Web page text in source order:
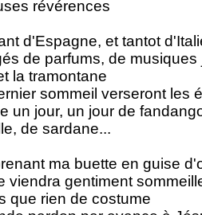
révérences
d'Espagne, et tantot
de parfums, de musiques
la tramontane
sommeil verseront les
un jour, un jour de
de sardane...
ma buette en guise
viendra gentiment
que rien de costume